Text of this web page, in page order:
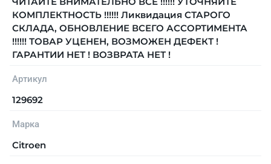
КОМПЛЕКТНОСТЬ !!!!!! Ликвидация СТАРОГО
СКЛАДА, ОБНОВЛЕНИЕ ВСЕГО АССОРТИМЕНТА
!!!!!! ТОВАР УЦЕНЕН, ВОЗМОЖЕН ДЕФЕКТ !
ГАРАНТИИ НЕТ ! ВОЗВРАТА НЕТ !
Артикул
129692
Марка
Citroen